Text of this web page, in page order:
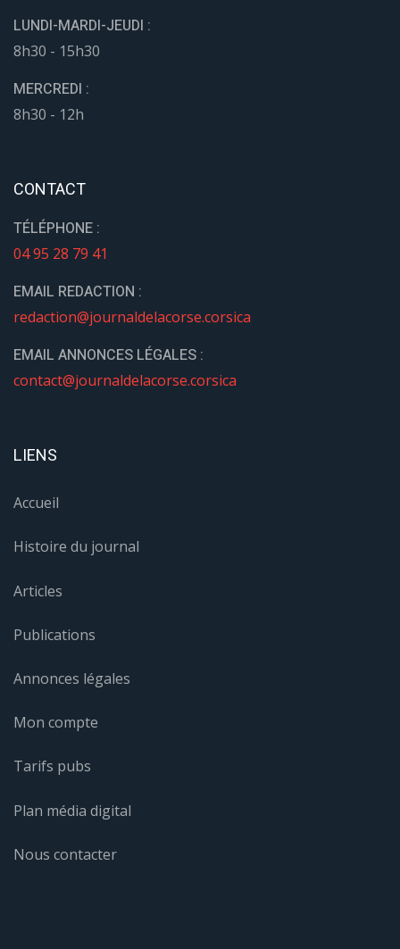
LUNDI-MARDI-JEUDI :
8h30 - 15h30
MERCREDI :
8h30 - 12h
CONTACT
TÉLÉPHONE :
04 95 28 79 41
EMAIL REDACTION :
redaction@journaldelacorse.corsica
EMAIL ANNONCES LÉGALES :
contact@journaldelacorse.corsica
LIENS
Accueil
Histoire du journal
Articles
Publications
Annonces légales
Mon compte
Tarifs pubs
Plan média digital
Nous contacter